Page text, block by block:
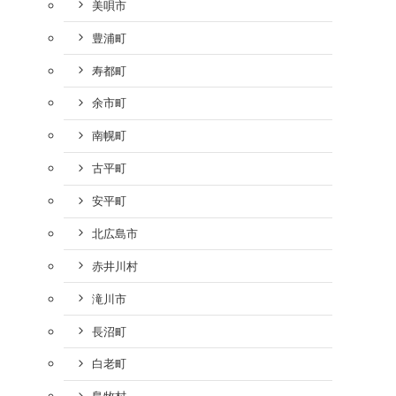
美唄市
豊浦町
寿都町
余市町
南幌町
古平町
安平町
北広島市
赤井川村
滝川市
長沼町
白老町